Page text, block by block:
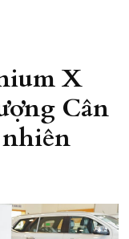
X
Cân